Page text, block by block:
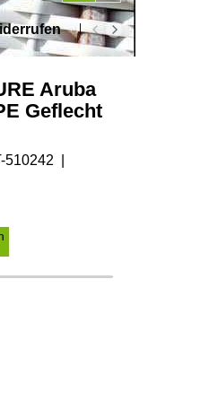
Datenschutz
Aruba
Geflecht
510242